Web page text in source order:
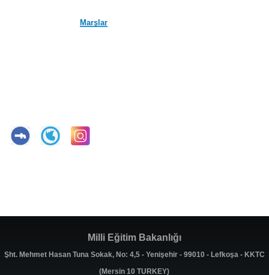
Marşlar
Milli Eğitim Bakanlığı
Şht. Mehmet Hasan Tuna Sokak, No: 4,5 - Yenişehir - 99010 - Lefkoşa - KKTC
(Mersin 10 TURKEY)